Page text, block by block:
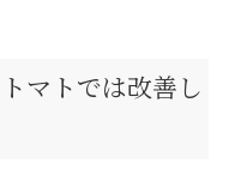
マトでは改善し